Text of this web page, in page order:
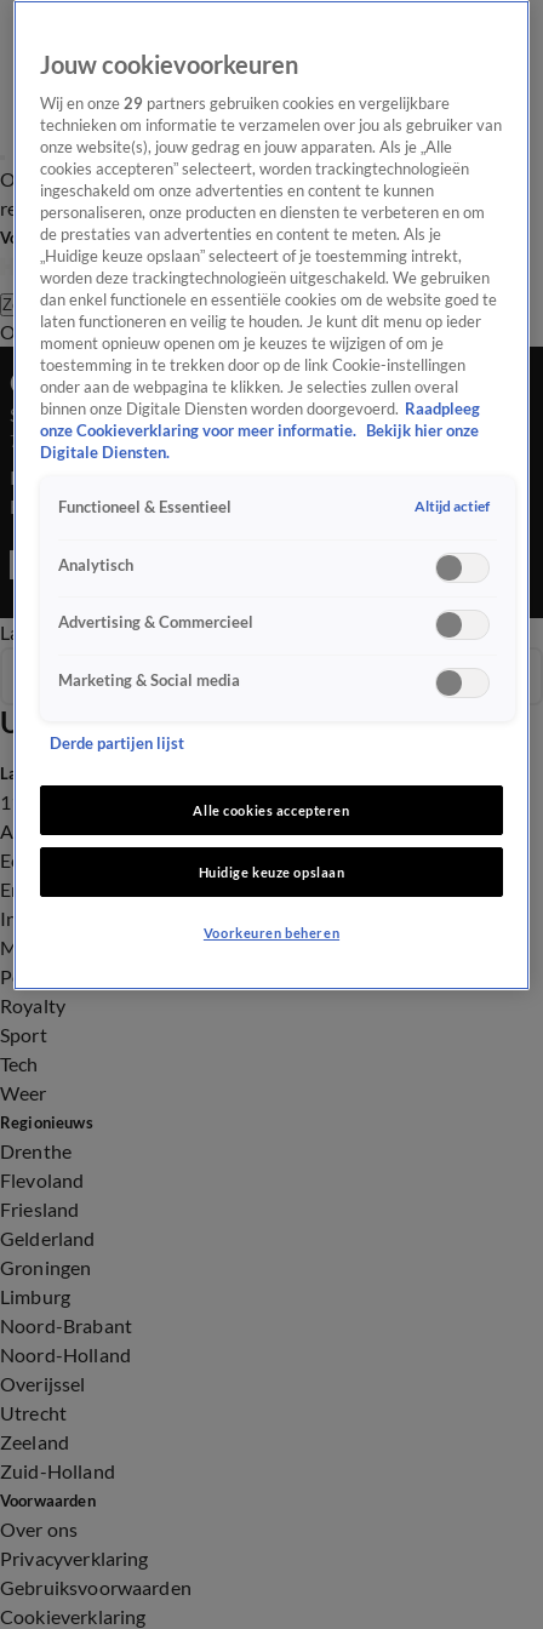
Overzicht Laatste nieuws Regionieuws Het beste van Hart
Tip de
redactie
Volg Hart van Nederland
Zoeken
OverzichtRegioUitzendingenWeerTip de redactiePanelVideo's
Ochtend Editie
Seizoen 2026, aflevering 1015
7 mrt, 09:00
Problemen in de gevangenis. Er is gedoe op het spoor in
Brabant door een ontspoorde werktrein. En een onhandige
Late EditieOchtend EditieVroege Editie
Uitzendingen
Seizoen 2026
Laatste nieuws
112
Advies & Tips
Economie
Entertainment
Infrastructuur
Milieu en Gezondheid
Politiek
Royalty
Sport
Tech
Weer
Regionieuws
Drenthe
Flevoland
Friesland
Gelderland
Groningen
Limburg
Noord-Brabant
Noord-Holland
Overijssel
Utrecht
Zeeland
Zuid-Holland
Voorwaarden
Over ons
Privacyverklaring
Gebruiksvoorwaarden
Cookieverklaring
Jouw cookievoorkeuren
Wij en onze29 partners gebruiken cookies en vergelijkbare
technieken om informatie te verzamelen over jou als gebruiker van
onze website(s), jouw gedrag en jouw apparaten. Als je „Alle
cookies accepteren” selecteert, worden trackingtechnologieën
ingeschakeld om onze advertenties en content te kunnen
personaliseren, onze producten en diensten te verbeteren en om
de prestaties van advertenties en content te meten. Als je
„Huidige keuze opslaan” selecteert of je toestemming intrekt,
worden deze trackingtechnologieën uitgeschakeld. We gebruiken
dan enkel functionele en essentiële cookies om de website goed te
laten functioneren en veilig te houden. Je kunt dit menu op ieder
moment opnieuw openen om je keuzes te wijzigen of om je
toestemming in te trekken door op de link Cookie-instellingen
onder aan de webpagina te klikken. Je selecties zullen overal
binnen onze Digitale Diensten worden doorgevoerd. Raadpleeg
onze Cookieverklaring voor meer informatie.
Bekijk hier onze
Digitale Diensten.
Functioneel & Essentieel Altijd actief
Analytisch
Advertising & Commercieel
Marketing & Social media
Derde partijen lijst
Alle cookies accepteren
Huidige keuze opslaan
Voorkeuren beheren